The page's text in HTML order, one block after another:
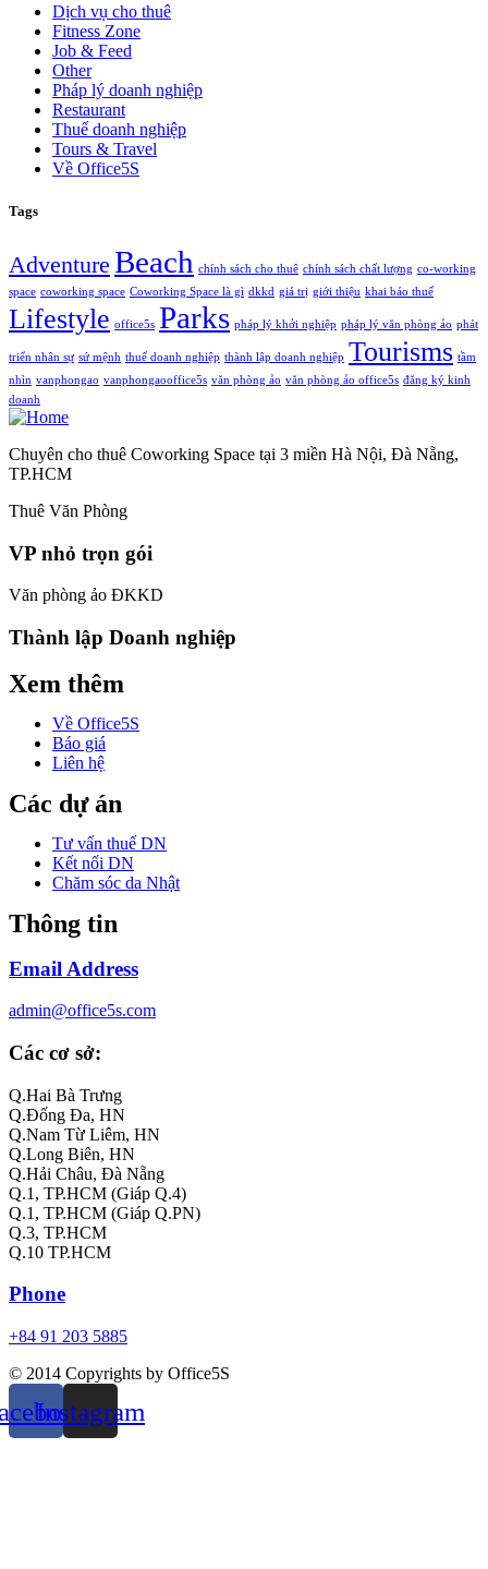
Dịch vụ cho thuê
Fitness Zone
Job & Feed
Other
Pháp lý doanh nghiệp
Restaurant
Thuế doanh nghiệp
Tours & Travel
Về Office5S
Tags
Adventure Beach chính sách cho thuê chính sách chất lượng co-working
space coworking space Coworking Space là gì dkkd giá trị giới thiệu khai báo thuế
Lifestyle office5s Parks pháp lý khởi nghiệp pháp lý văn phòng ảo phát
triển nhân sự sứ mệnh thuế doanh nghiệp thành lập doanh nghiệp Tourisms tầm
nhìn vanphongao vanphongaooffice5s văn phòng ảo văn phòng ảo office5s đăng ký kinh
doanh
Chuyên cho thuê Coworking Space tại 3 miền Hà Nội, Đà Nẵng,
TP.HCM
Thuê Văn Phòng
VP nhỏ trọn gói
Văn phòng ảo ĐKKD
Thành lập Doanh nghiệp
Xem thêm
Về Office5S
Báo giá
Liên hệ
Các dự án
Tư vấn thuế DN
Kết nối DN
Chăm sóc da Nhật
Thông tin
Email Address
admin@office5s.com
Các cơ sở:
Q.Hai Bà Trưng
Q.Đống Đa, HN
Q.Nam Từ Liêm, HN
Q.Long Biên, HN
Q.Hải Châu, Đà Nẵng
Q.1, TP.HCM (Giáp Q.4)
Q.1, TP.HCM (Giáp Q.PN)
Q.3, TP.HCM
Q.10 TP.HCM
Phone
+84 91 203 5885
© 2014 Copyrights by Office5S
Instagram